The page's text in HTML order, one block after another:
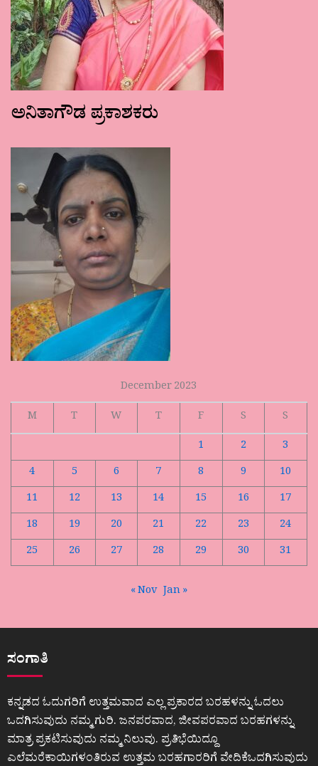
ಅನಿತಾಗೌಡ ಪ್ರಕಾಶಕರು
December 2023
M
T W T F S
S
1
2
3
4
5 6 7 8 9
10
11
12 13 14 15 16
17
18
19 20 21 22 23
24
25
26 27 28 29 30 31
« Nov Jan »
ಸಂಗಾತಿ
ಕನ್ನಡದ ಓದುಗರಿಗೆ ಉತ್ತಮವಾದ ಎಲ್ಲ ಪ್ರಕಾರದ ಬರಹಳನ್ನು ಓದಲು
ಒದಗಿಸುವುದು ನಮ್ಮ ಗುರಿ. ಜನಪರವಾದ, ಜೀವಪರವಾದ ಬರಹಗಳನ್ನು
ಮಾತ್ರ ಪ್ರಕಟಿಸುವುದು ನಮ್ಮ ನಿಲುವು. ಪ್ರತಿಭೆಯಿದ್ದೂ
ಎಲೆಮರೆಕಾಯಿಗಳಂತಿರುವ ಉತ್ತಮ ಬರಹಗಾರರಿಗೆ ವೇದಿಕೆಒದಗಿಸುವುದು